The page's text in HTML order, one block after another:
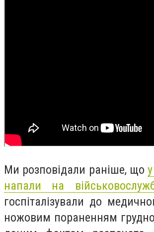
Ми розповідали раніше, що
напали на
госпіталізували до
ножовим пораненням